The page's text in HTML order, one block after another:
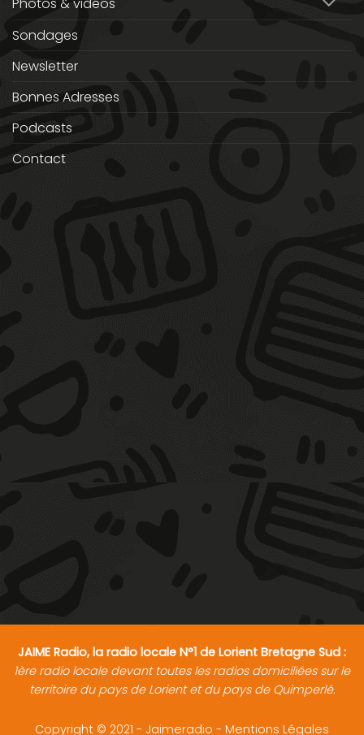
Photos & vidéos
Sondages
Newsletter
Bonnes Adresses
Podcasts
Contact
JAIME Radio, la radio locale N°1 de Lorient Bretagne Sud :
1ère radio locale devant toutes les radios domiciliées sur le
territoire du pays de Lorient et du pays de Quimperlé.
Copyright © 2021 - Jaimeradio - Mentions Légales